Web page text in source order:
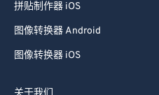
拼贴制作器 iOS
图像转换器 Android
图像转换器 iOS